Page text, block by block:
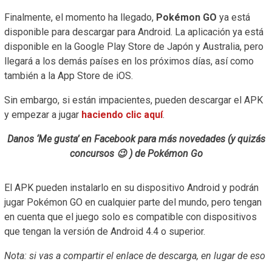
Finalmente, el momento ha llegado, Pokémon GO ya está
disponible para descargar para Android. La aplicación ya está
disponible en la Google Play Store de Japón y Australia, pero
llegará a los demás países en los próximos días, así como
también a la App Store de iOS.
Sin embargo, si están impacientes, pueden descargar el APK
y empezar a jugar haciendo clic aquí.
Danos ‘Me gusta’ en Facebook para más novedades (y quizás
concursos 😉 ) de Pokémon Go
El APK pueden instalarlo en su dispositivo Android y podrán
jugar Pokémon GO en cualquier parte del mundo, pero tengan
en cuenta que el juego solo es compatible con dispositivos
que tengan la versión de Android 4.4 o superior.
Nota: si vas a compartir el enlace de descarga, en lugar de eso